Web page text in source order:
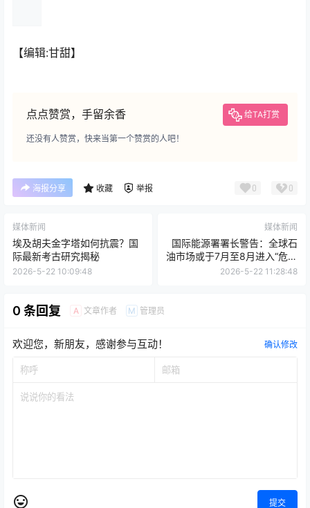
【编辑:甘甜】
点点赞赏，手留余香 给TA打赏
还没有人赞赏，快来当第一个赞赏的人吧！
海报分享 收藏 举报 0 0
媒体新闻
埃及胡夫金字塔如何抗震？国
际最新考古研究揭秘
2026-5-22 10:09:48
媒体新闻
国际能源署署长警告：全球石
油市场或于7月至8月进入“危险
区域”
2026-5-22 11:28:48
0 条回复 A 文章作者 M 管理员
欢迎您，新朋友，感谢参与互动！ 确认修改
提交